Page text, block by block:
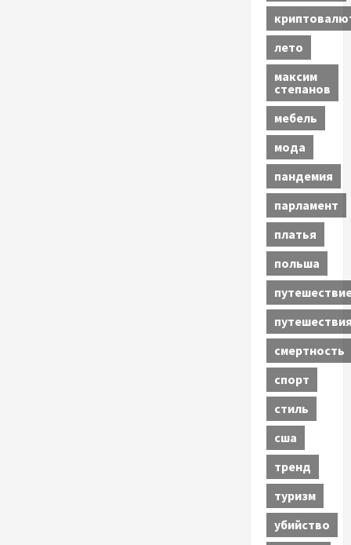
лето
максим
степанов
мебель
мода
пандемия
парламент
платья
польша
смертность
спорт
стиль
сша
тренд
туризм
убийство